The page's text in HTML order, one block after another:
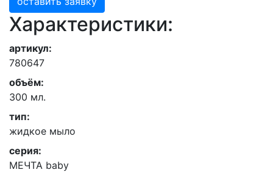
Характеристики:
артикул:
780647
объём:
300 мл.
тип:
жидкое мыло
серия:
МЕЧТА baby